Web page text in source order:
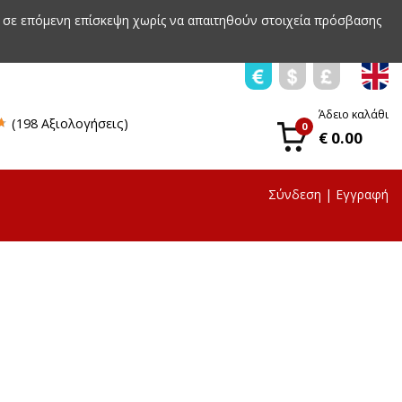
επόμενη επίσκεψη χωρίς να απαιτηθούν στοιχεία πρόσβασης
(198 Αξιολογήσεις) 0
Άδειο καλάθι
€ 0.00
Σύνδεση | Εγγραφή